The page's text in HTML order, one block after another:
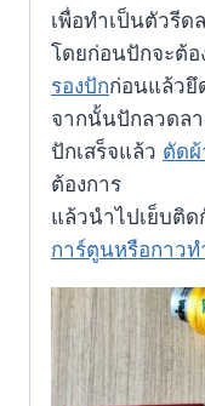
เพื่อทำเป็นตัวรีด
โดยก่อนปักจะต้อ
รองปักก่อนแล้วยึ
จากนั้นปักลวดล
ปักเสร็จแล้ว ตัดผ้
ต้องการ
แล้วนำไปเย็บติด
การ์ตูนหรือกาวท